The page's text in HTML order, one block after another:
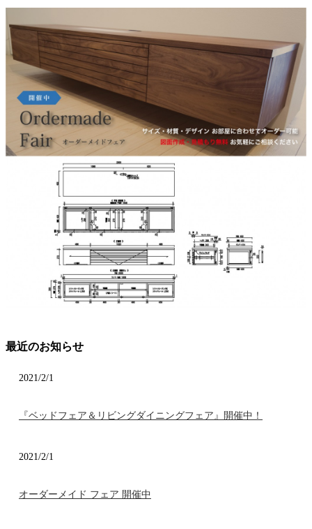
最近のお知らせ
2021/2/1
『ベッドフェア＆リビングダイニングフェア』開催中！
2021/2/1
オーダーメイド フェア 開催中